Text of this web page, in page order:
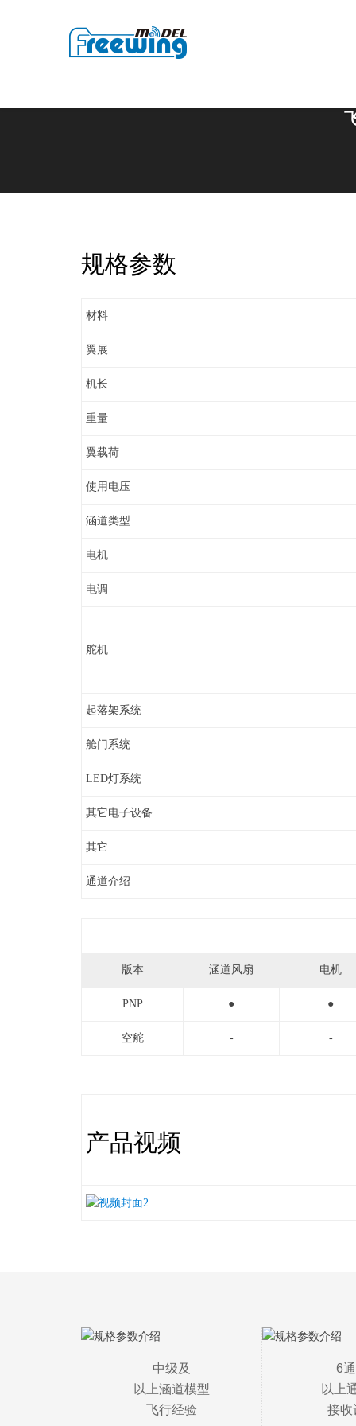
规格参数
材料
翼展
机长
重量
翼载荷
使用电压
涵道类型
电机
电调
舵机
起落架系统
舱门系统
LED灯系统
其它电子设备
其它
通道介绍
版本 涵道风扇 电机
PNP ● ●
空舵 - -
产品视频
中级及
以上涵道模型
飞行经验
6
以上
接收